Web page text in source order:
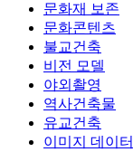
문화재 보존
문화콘텐츠
불교건축
비전 모델
야외촬영
역사건축물
유교건축
이미지 데이